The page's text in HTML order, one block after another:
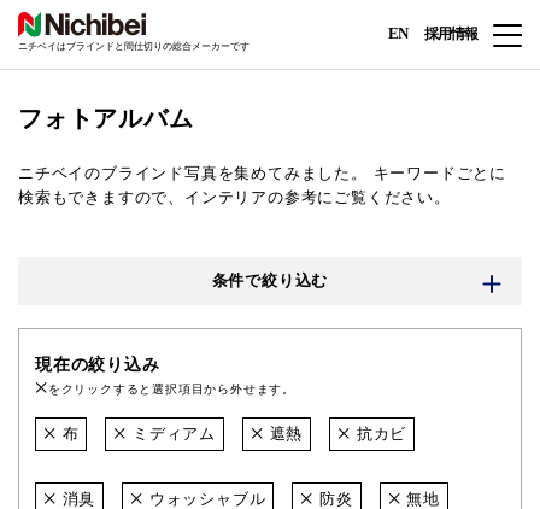
ニチベイはブラインドと間仕切りの総合メーカーです
EN 採用情報
フォトアルバム
ニチベイのブラインド写真を集めてみました。
キーワードごとに
検索もできますので、インテリアの参考にご覧ください。
条件で絞り込む
現在の絞り込み
をクリックすると選択項目から外せます。
布 ミディアム 遮熱 抗カビ
消臭 ウォッシャブル 防炎 無地